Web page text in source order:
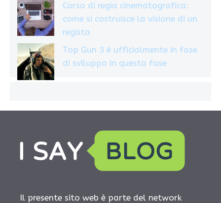
Corso di regia cinematografica:
come si costruisce la visione di un
regista
Top Gun 3 è ufficialmente in fase
di sviluppo in questa fase
Il presente sito web è parte del network